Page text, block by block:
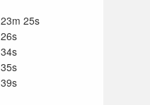
23m 25s
26s
34s
35s
39s